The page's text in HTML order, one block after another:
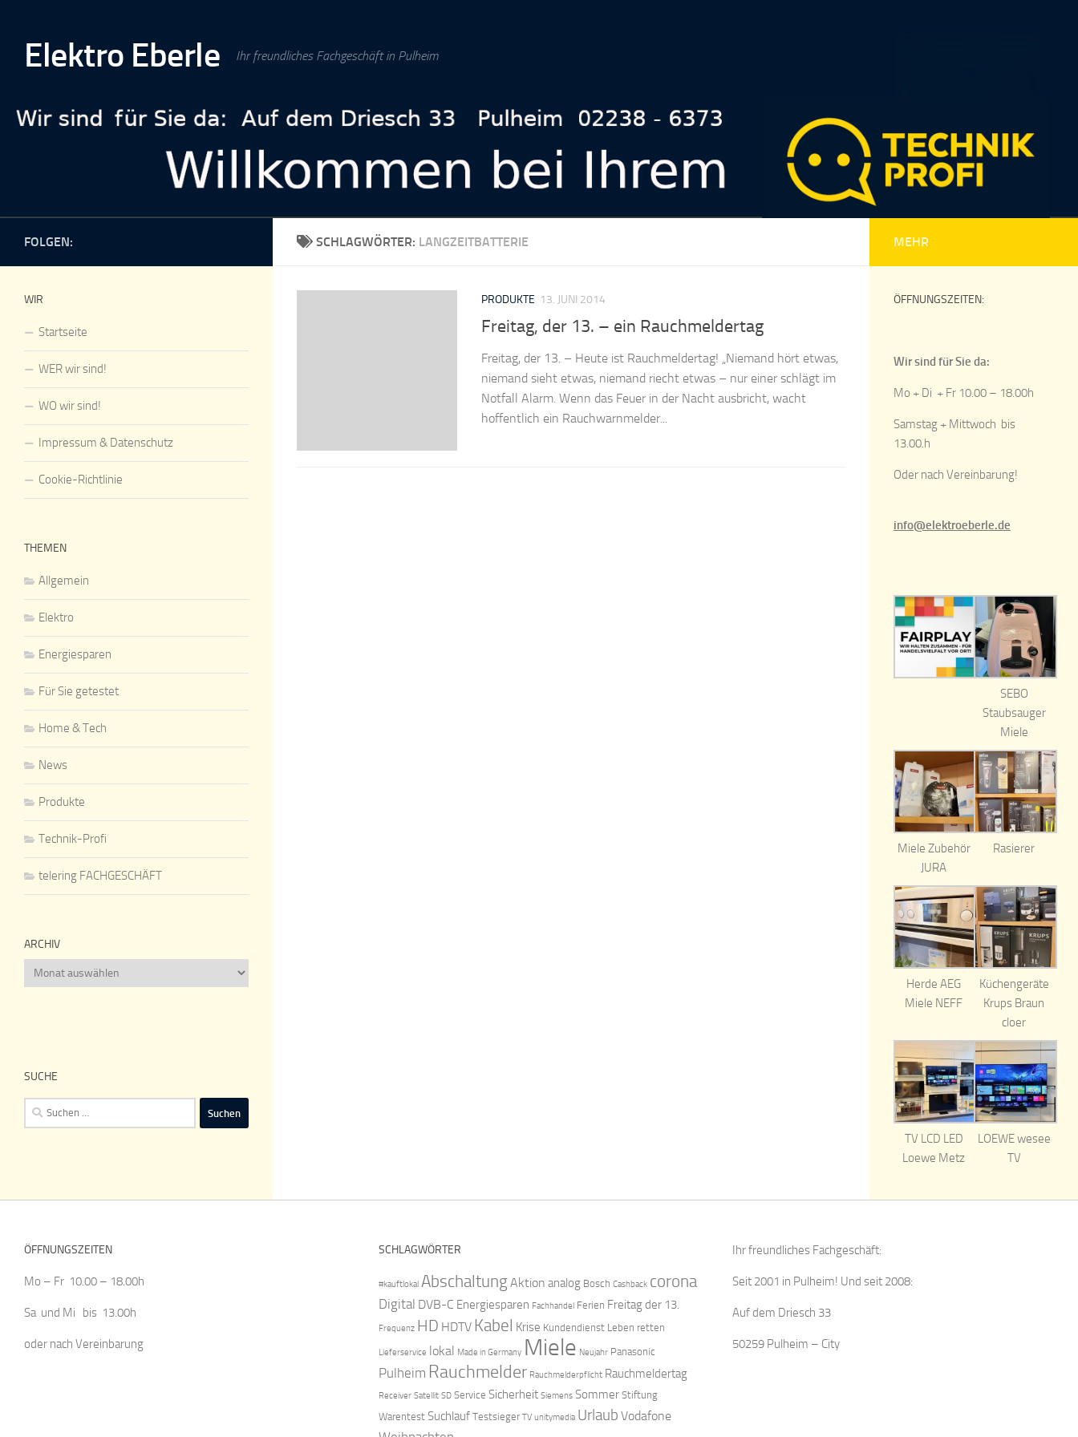
Elektro Eberle Ihr freundliches Fachgeschäft in Pulheim
SCHLAGWÖRTER: LANGZEITBATTERIE
PRODUKTE 13. JUNI 2014
Freitag, der 13. – ein Rauchmeldertag
Freitag, der 13. – Heute ist Rauchmeldertag! „Niemand hört etwas,
niemand sieht etwas, niemand riecht etwas – nur einer schlägt im
Notfall Alarm. Wenn das Feuer in der Nacht ausbricht, wacht
hoffentlich ein Rauchwarnmelder...
FOLGEN:
WIR
Startseite
WER wir sind!
WO wir sind!
Impressum & Datenschutz
Cookie-Richtlinie
THEMEN
Allgemein
Elektro
Energiesparen
Für Sie getestet
Home & Tech
News
Produkte
Technik-Profi
telering FACHGESCHÄFT
ARCHIV
Archiv
SUCHE
Suchen
nach:
MEHR
ÖFFNUNGSZEITEN:
Wir sind für Sie da:
Mo + Di + Fr 10.00 – 18.00h
Samstag + Mittwoch bis
13.00.h
Oder nach Vereinbarung!
info@elektroeberle.de
SEBO
Staubsauger
Miele
Miele Zubehör
JURA
Rasierer
Herde AEG
Miele NEFF
Küchengeräte
Krups Braun
cloer
TV LCD LED
Loewe Metz
LOEWE wesee
TV
ÖFFNUNGSZEITEN
Mo – Fr 10.00 – 18.00h
Sa und Mi bis 13.00h
oder nach Vereinbarung
SCHLAGWÖRTER
#kauftlokal Abschaltung Aktion analog Bosch Cashback corona
Digital DVB-C Energiesparen Fachhandel Ferien Freitag der 13.
Frequenz HD HDTV Kabel Krise Kundendienst Leben retten
Lieferservice lokal Made in Germany Miele Neujahr Panasonic
Pulheim Rauchmelder Rauchmelderpflicht Rauchmeldertag
Receiver Satellit SD Service Sicherheit Siemens Sommer Stiftung
Warentest Suchlauf Testsieger TV unitymedia Urlaub Vodafone
Ihr freundliches Fachgeschäft:
Seit 2001 in Pulheim! Und seit 2008:
Auf dem Driesch 33
50259 Pulheim – City